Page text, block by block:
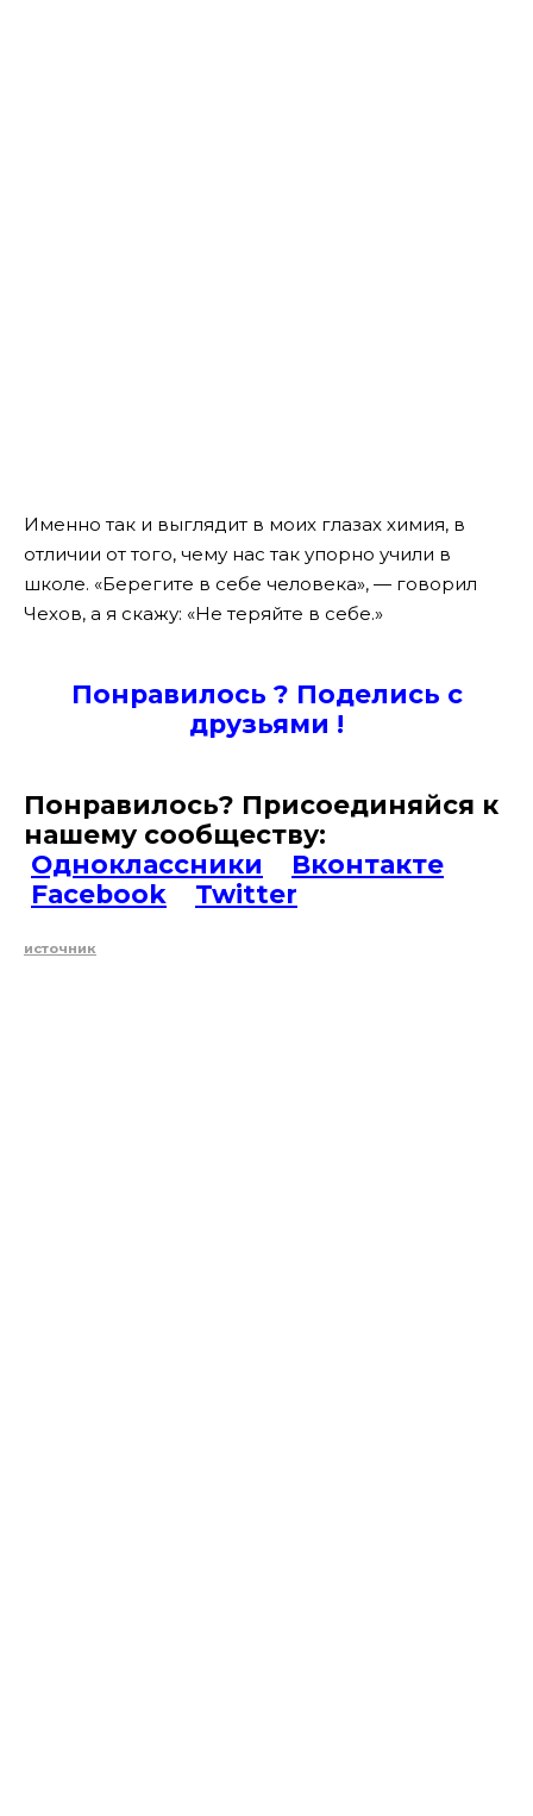
Именно так и выглядит в моих глазах химия, в
отличии от того, чему нас так упорно учили в
школе. «Берегите в себе человека», — говорил
Чехов, а я скажу: «Не теряйте в себе.»
Понравилось ? Поделись с
друзьями !
Понравилось? Присоединяйся к
нашему сообществу:
Одноклассники
Вконтакте
Facebook
Twitter
источник